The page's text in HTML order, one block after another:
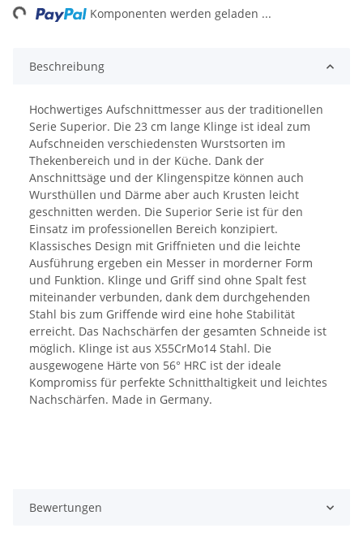
Komponenten werden geladen ...
Beschreibung
Hochwertiges Aufschnittmesser aus der traditionellen
Serie Superior. Die 23 cm lange Klinge ist ideal zum
Aufschneiden verschiedensten Wurstsorten im
Thekenbereich und in der Küche. Dank der
Anschnittsäge und der Klingenspitze können auch
Wursthüllen und Därme aber auch Krusten leicht
geschnitten werden. Die Superior Serie ist für den
Einsatz im professionellen Bereich konzipiert.
Klassisches Design mit Griffnieten und die leichte
Ausführung ergeben ein Messer in morderner Form
und Funktion. Klinge und Griff sind ohne Spalt fest
miteinander verbunden, dank dem durchgehenden
Stahl bis zum Griffende wird eine hohe Stabilität
erreicht. Das Nachschärfen der gesamten Schneide ist
möglich. Klinge ist aus X55CrMo14 Stahl. Die
ausgewogene Härte von 56° HRC ist der ideale
Kompromiss für perfekte Schnitthaltigkeit und leichtes
Nachschärfen. Made in Germany.
Bewertungen